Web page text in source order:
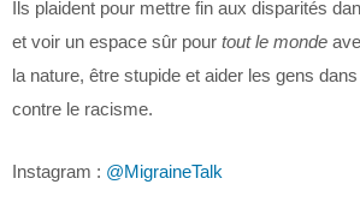
Ils plaident pour mettre fin aux disparités
et voir un espace sûr pour tout le monde
la nature, être stupide et aider les gens
contre le racisme.
Instagram : @MigraineTalk